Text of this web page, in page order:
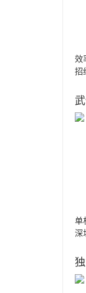
效
招
单
深